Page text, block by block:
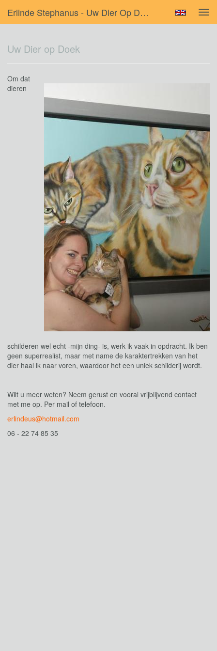
Erlinde Stephanus - Uw Dier Op Doek
Uw Dier op Doek
Om dat
dieren
schilderen wel echt -mijn ding- is, werk ik vaak in opdracht. Ik ben
geen superrealist, maar met name de karaktertrekken van het
dier haal ik naar voren, waardoor het een uniek schilderij wordt.
Wilt u meer weten? Neem gerust en vooral vrijblijvend contact
met me op. Per mail of telefoon.
erlindeus@hotmail.com
06 - 22 74 85 35